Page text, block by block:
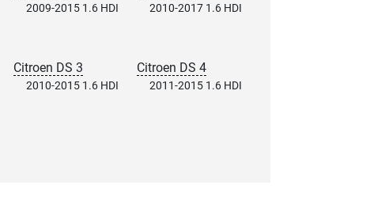
2009-2015 1.6 HDI 2010-2017 1.6 HDI
Citroen DS 3
2010-2015 1.6 HDI
Citroen DS 4
2011-2015 1.6 HDI